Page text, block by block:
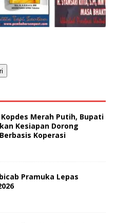
Merah Putih, Bupati
Kesiapan Dorong
Koperasi
Pramuka Lepas